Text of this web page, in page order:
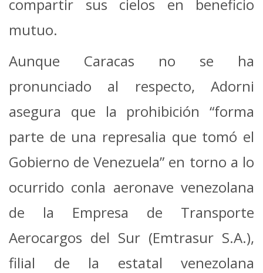
compartir sus cielos en beneficio
mutuo.
Aunque Caracas no se ha
pronunciado al respecto, Adorni
asegura que la prohibición “forma
parte de una represalia que tomó el
Gobierno de Venezuela” en torno a lo
ocurrido conla aeronave venezolana
de la Empresa de Transporte
Aerocargos del Sur (Emtrasur S.A.),
filial de la estatal venezolana